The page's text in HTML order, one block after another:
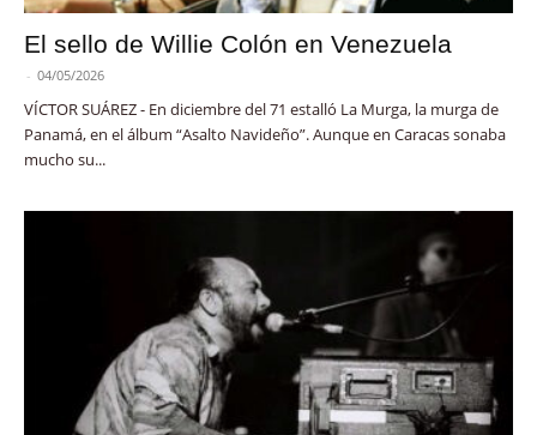
El sello de Willie Colón en Venezuela
- 04/05/2026
VÍCTOR SUÁREZ - En diciembre del 71 estalló La Murga, la murga de
Panamá, en el álbum “Asalto Navideño”. Aunque en Caracas sonaba
mucho su...